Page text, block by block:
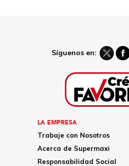
Síguenos en:
LA EMPRESA
Trabaje con Nosotros
Acerca de Supermaxi
Responsabilidad Social